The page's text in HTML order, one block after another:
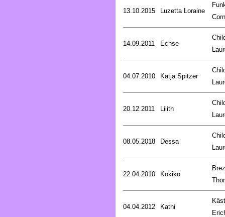
13.10.2015 Luzetta Loraine
14.09.2011 Echse
04.07.2010 Katja Spitzer
20.12.2011 Lilith
08.05.2018 Dessa
22.04.2010 Kokiko
04.04.2012 Kathi